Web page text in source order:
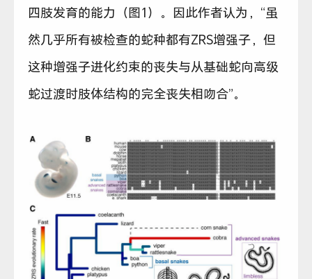
四肢发育的能力（图1）。因此作者认为，“虽
然几乎所有被检查的蛇种都有ZRS增强子，但
这种增强子进化约束的丧失与从基础蛇向高级
蛇过渡时肢体结构的完全丧失相吻合”。